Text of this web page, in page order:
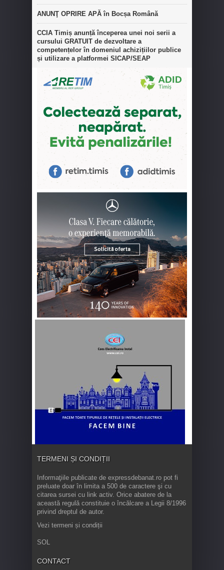
ANUNŢ OPRIRE APĂ în Bocșa Română
CCIA Timiș anunță începerea unei noi serii a
cursului GRATUIT de dezvoltare a
competențelor în domeniul achizițiilor publice
și utilizare a platformei SICAP/SEAP
TERMENI ȘI CONDIȚII
Informaţiile publicate de expressdebanat.ro pot fi
preluate doar în limita a 500 de caractere şi cu
citarea sursei cu link activ. Orice abatere de la
această regulă constituie o încălcare a Legii 8/1996
privind dreptul de autor.
Vezi termeni și condiții
SOL
CONTACT